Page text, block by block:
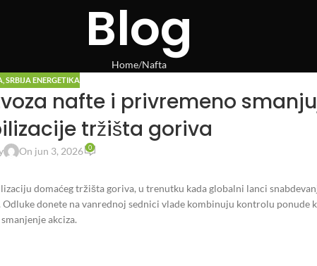
Blog
Home Nafta
, SRBIJA ENERGETIKA
nafte i privremeno
tržišta goriva
On jun 3, 2026 0
domaćeg tržišta goriva, u trenutku kada globalni lanci
donete na vanrednoj sednici vlade kombinuju kontrolu ponude
akciza.